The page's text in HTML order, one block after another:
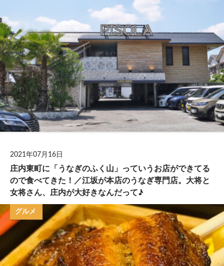
2021年07月16日
庄内東町に「うなぎのふく山」っていうお店ができてる
ので食べてきた！／江坂が本店のうなぎ専門店。大将と
女将さん、庄内が大好きなんだって♪
グルメ